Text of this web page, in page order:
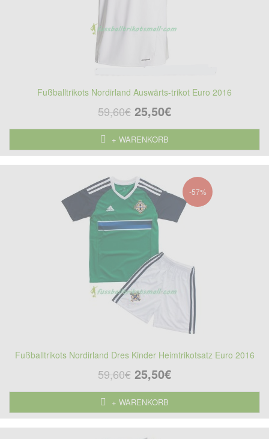
Fußballtrikots Nordirland Auswärts-trikot Euro 2016
59,60€ 25,50€
+ WARENKORB
-57%
Fußballtrikots Nordirland Dres Kinder Heimtrikotsatz Euro 2016
59,60€ 25,50€
+ WARENKORB